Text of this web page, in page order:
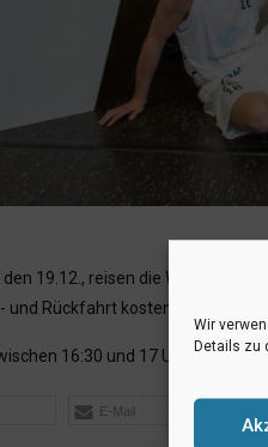
Wir
Details zu
den 19.12., reisen die WWU
und Rückfahrt kosten zusammen
16:30 und 17 Uhr ab, die
E-Mail